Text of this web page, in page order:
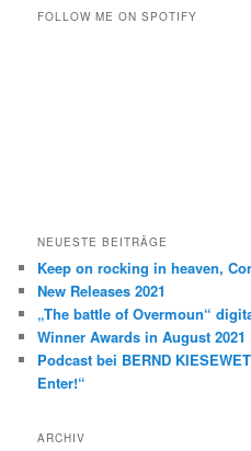
h
FOLLOW ME ON SPOTIFY
NEUESTE BEITRÄGE
Keep on rocking in heaven,
New Releases 2021
„The battle of Overmoun“
Winner Awards in August 2021
Podcast bei BERND
Enter!“
ARCHIV